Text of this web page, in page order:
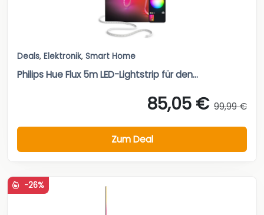
Deals, Elektronik, Smart Home
Philips Hue Flux 5m LED-Lightstrip für den...
85,05 € 99,99 €
Zum Deal
-26%